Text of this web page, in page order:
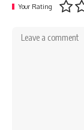
Your Rating